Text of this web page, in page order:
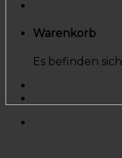
Warenkorb
Es befinden